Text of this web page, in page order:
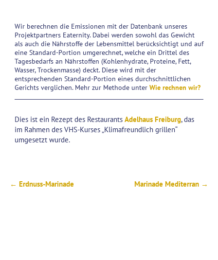
Wir berechnen die Emissionen mit der Datenbank unseres
Projektpartners Eaternity. Dabei werden sowohl das Gewicht
als auch die Nährstoffe der Lebensmittel berücksichtigt und auf
eine Standard-Portion umgerechnet, welche ein Drittel des
Tagesbedarfs an Nährstoffen (Kohlenhydrate, Proteine, Fett,
Wasser, Trockenmasse) deckt. Diese wird mit der
entsprechenden Standard-Portion eines durchschnittlichen
Gerichts verglichen. Mehr zur Methode unter Wie rechnen wir?
Dies ist ein Rezept des Restaurants Adelhaus Freiburg, das
im Rahmen des VHS-Kurses „Klimafreundlich grillen“
umgesetzt wurde.
← Erdnuss-Marinade Marinade Mediterran →